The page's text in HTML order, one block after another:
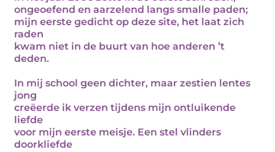
ongeoefend en aarzelend langs smalle paden;
mijn eerste gedicht op deze site, het laat zich
raden
kwam niet in de buurt van hoe anderen ’t
deden.
In mij school geen dichter, maar zestien lentes
jong
creëerde ik verzen tijdens mijn ontluikende
liefde
voor mijn eerste meisje. Een stel vlinders
doorkliefde